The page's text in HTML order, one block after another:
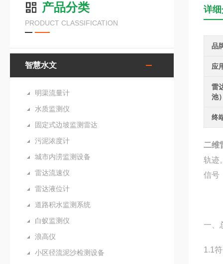
产品分类
PRODUCT CLASSIFICATION
智慧水文
明渠流量计
水质监测仪
固定式边坡监测雷达
污泥浓度计
城市内涝监测设备
雷达流速仪
雷达液位计
道路积水监测系统
白蚁监测仪
浪高仪
小区径流泥沙检测设备
详
品
应
雷
池
终
二维
轨迹
信号
一、
1.1